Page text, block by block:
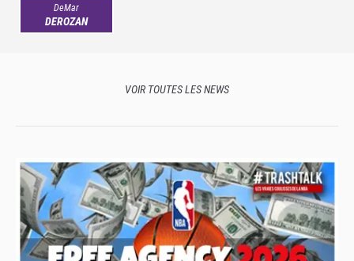
DeMar
DEROZAN
VOIR TOUTES LES NEWS